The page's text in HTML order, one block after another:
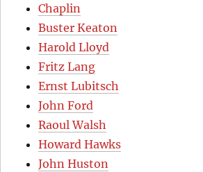
Chaplin
Buster Keaton
Harold Lloyd
Fritz Lang
Ernst Lubitsch
John Ford
Raoul Walsh
Howard Hawks
John Huston